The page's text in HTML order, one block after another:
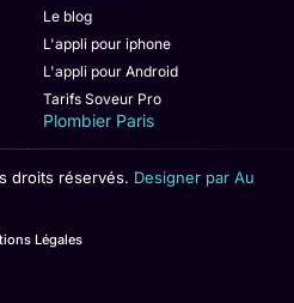
Le blog
L'appli pour iphone
L'appli pour Android
Tarifs Soveur Pro
Plombier Paris
droits réservés. Designer par Au
Légales